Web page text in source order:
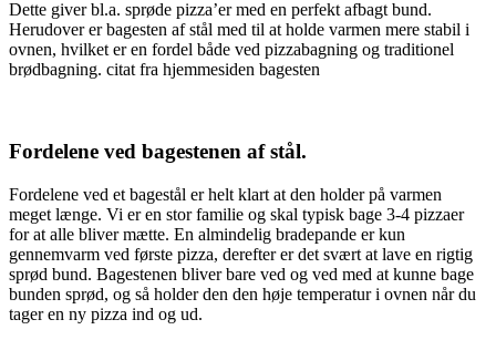
Dette giver bl.a. sprøde pizza’er med en perfekt afbagt bund.
Herudover er bagesten af stål med til at holde varmen mere stabil i
ovnen, hvilket er en fordel både ved pizzabagning og traditionel
brødbagning. citat fra hjemmesiden bagesten
Fordelene ved bagestenen af stål.
Fordelene ved et bagestål er helt klart at den holder på varmen
meget længe. Vi er en stor familie og skal typisk bage 3-4 pizzaer
for at alle bliver mætte. En almindelig bradepande er kun
gennemvarm ved første pizza, derefter er det svært at lave en rigtig
sprød bund. Bagestenen bliver bare ved og ved med at kunne bage
bunden sprød, og så holder den den høje temperatur i ovnen når du
tager en ny pizza ind og ud.